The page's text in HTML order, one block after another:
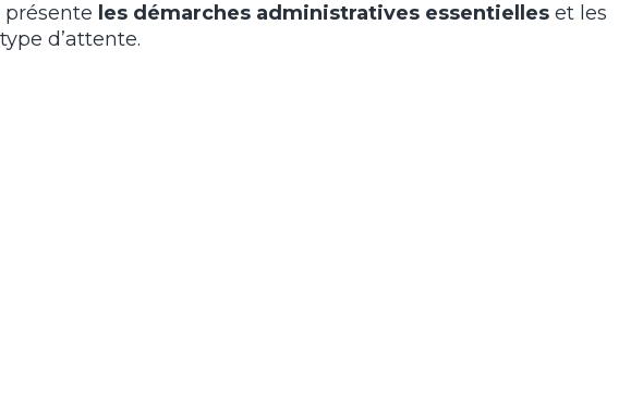
présente les démarches administratives essentielles et les
d’attente.